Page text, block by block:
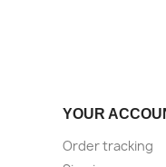
YOUR
Order tracking